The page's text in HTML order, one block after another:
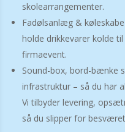
skolearrangementer.
Fadølsanlæg &
holde drikkevarer kolde
firmaevent.
Sound-box, bord-bænke
infrastruktur – så du har
Vi tilbyder levering,
så du slipper for